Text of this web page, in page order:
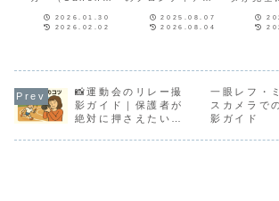
フォーマット
を解説！
の実務的な違いま
で、一気にわかり
2026.01.30
2026.02.02
正を高速処理
｜Capture
ントローラーを使
って、専用キーや
で効率的だったた
め、同じようにテ
ンキーを使って色
補正ができる方法
2025.08.07
2026.08.04
元のコ
んです
では、デ
す。
📸運動会のリレー撮
影ガイド｜保護者が
絶対に押さえたい準
一眼レフ・
スカメラで
影ガイド